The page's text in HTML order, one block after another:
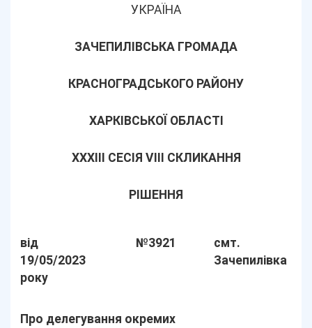
УКРАЇНА
ЗАЧЕПИЛІВСЬКА ГРОМАДА
КРАСНОГРАДСЬКОГО РАЙОНУ
ХАРКІВСЬКОЇ ОБЛАСТІ
ХХХІІІ СЕСІЯ VIII СКЛИКАННЯ
РІШЕННЯ
від
19/05/2023
року
№3921
смт.
Зачепилівка
Про делегування окремих